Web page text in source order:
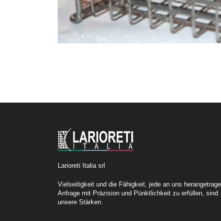
Larioreti Italia srl
Vielseitigkeit und die Fähigkeit, jede an uns
Anfrage mit Präzision und Pünktlichkeit zu erfüllen, sind
unsere Stärken.